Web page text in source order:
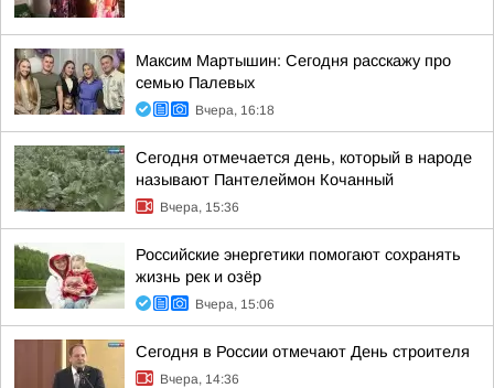
Максим Мартышин: Сегодня расскажу про
семью Палевых
Вчера, 16:18
Сегодня отмечается день, который в народе
называют Пантелеймон Кочанный
Вчера, 15:36
Российские энергетики помогают сохранять
жизнь рек и озёр
Вчера, 15:06
Сегодня в России отмечают День строителя
Вчера, 14:36